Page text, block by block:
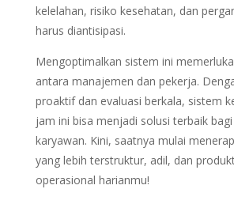
kelelahan, risiko kesehatan, dan
harus diantisipasi.
Mengoptimalkan sistem ini
antara manajemen dan pekerja.
proaktif dan evaluasi berkala, sistem
jam ini bisa menjadi solusi terbaik
karyawan. Kini, saatnya mulai
yang lebih terstruktur, adil, dan
operasional harianmu!